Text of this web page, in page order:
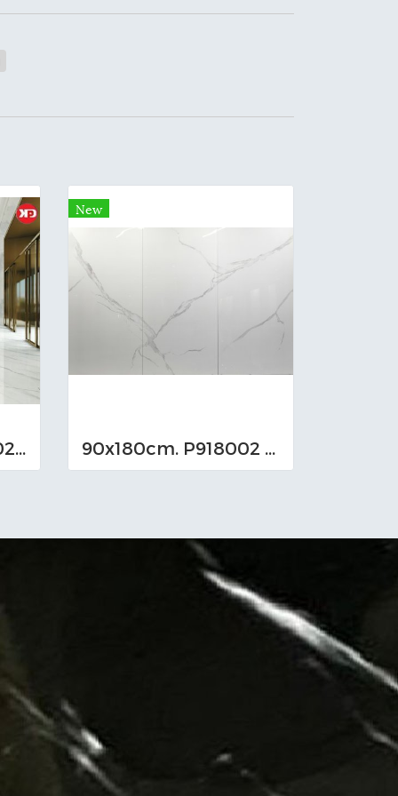
90x180cm. 98M9002 A.B.C
New
90x180cm. P918002 Bookmatch